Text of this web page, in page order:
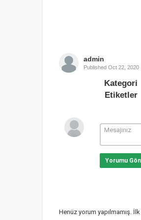
admin
Published Oct 22, 2020
Kategori
Etiketler
Yorumu
Henüz yorum yapılmamış.